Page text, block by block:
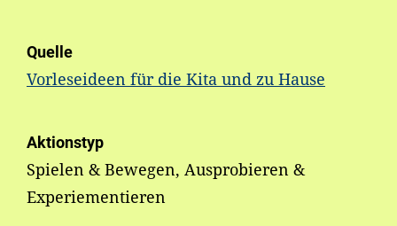
Quelle
Vorleseideen für die Kita und zu Hause
Aktionstyp
Spielen & Bewegen, Ausprobieren &
Experiementieren